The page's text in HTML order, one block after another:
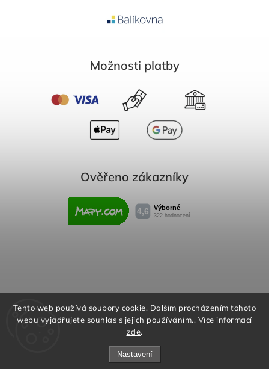
Tento web používá soubory cookie. Dalším procházením tohoto
webu vyjadřujete souhlas s jejich používáním.. Více informací
zde.
Nastavení
Možnosti platby
Ověřeno zákazníky
Obchodní podmínky
Reklamační řád
Podmínky ochrany osobních údajů